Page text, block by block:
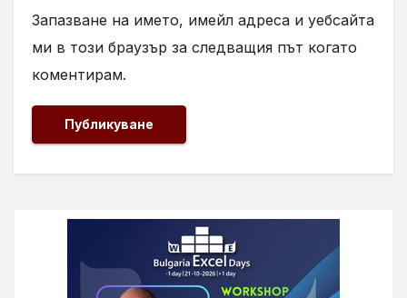
Запазване на името, имейл адреса и уебсайта
ми в този браузър за следващия път когато
коментирам.